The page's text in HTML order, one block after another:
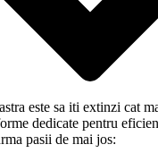
este sa iti extinzi cat
dedicate pentru
pasii de mai jos: